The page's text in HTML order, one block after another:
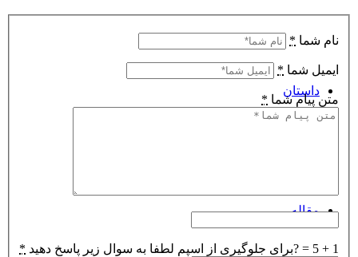
داستان
مقاله‌
نام شما *
ایمیل شما *
متن پیام شما *
1 + 5 = ? برای جلوگیری از اسپم لطفا به سوال زیر پاسخ دهید *